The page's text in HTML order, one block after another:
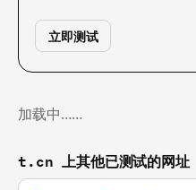
立即测试
加载中……
t.cn 上其他已测试的网址